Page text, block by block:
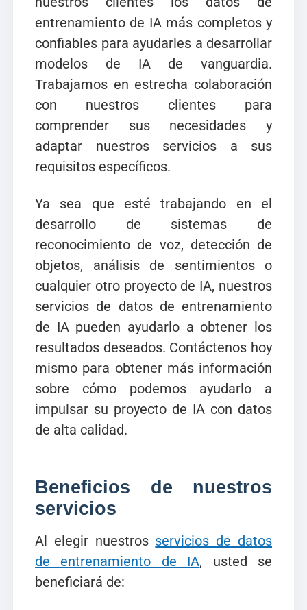
entrenamiento de IA más completos y
confiables para ayudarles a desarrollar
modelos de IA de vanguardia.
Trabajamos en estrecha colaboración
con nuestros clientes para
comprender sus necesidades y
adaptar nuestros servicios a sus
requisitos específicos.
Ya sea que esté trabajando en el
desarrollo de sistemas de
reconocimiento de voz, detección de
objetos, análisis de sentimientos o
cualquier otro proyecto de IA, nuestros
servicios de datos de entrenamiento
de IA pueden ayudarlo a obtener los
resultados deseados. Contáctenos hoy
mismo para obtener más información
sobre cómo podemos ayudarlo a
impulsar su proyecto de IA con datos
de alta calidad.
Beneficios de nuestros
servicios
Al elegir nuestros servicios de datos
de entrenamiento de IA, usted se
beneficiará de: